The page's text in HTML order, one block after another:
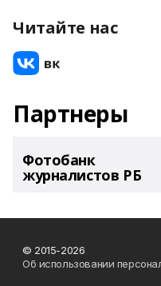
Читайте нас
Партнеры
Фотобанк
журналистов РБ
© 2015-2026
Об использовании